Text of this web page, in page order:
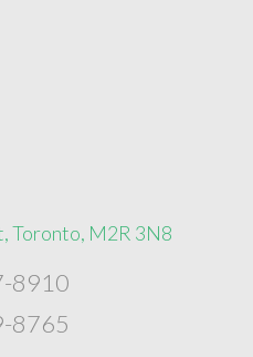
Toronto, M2R 3N8
8910
8765